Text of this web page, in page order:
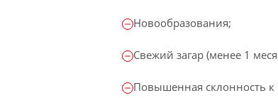
Новообразования;
Свежий загар (менее 1
Повышенная склонность к